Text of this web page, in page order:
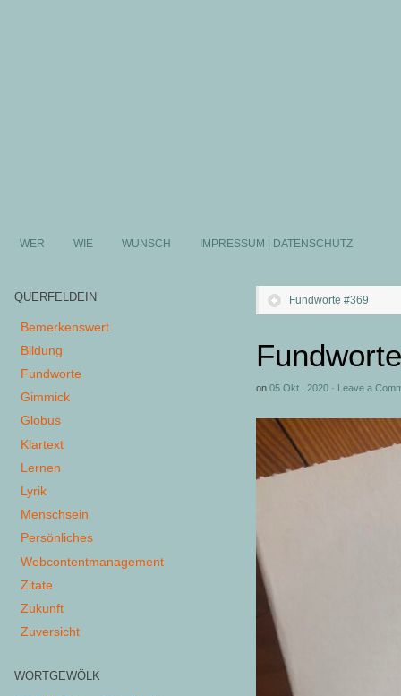
WER WIE WUNSCH IMPRESSUM | DATENSCHUTZ
Fundworte #369
on 05 Okt., 2020 · Leave a
QUERFELDEIN
Bemerkenswert
Bildung
Fundworte
Gimmick
Globus
Klartext
Lernen
Lyrik
Menschsein
Persönliches
Webcontentmanagement
Zitate
Zukunft
Zuversicht
WORTGEWÖLK